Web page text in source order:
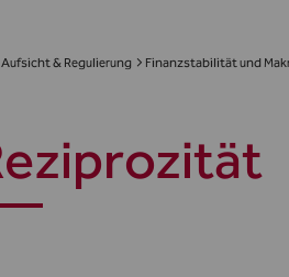
Aufsicht & Regulierung Finanzstabilität und